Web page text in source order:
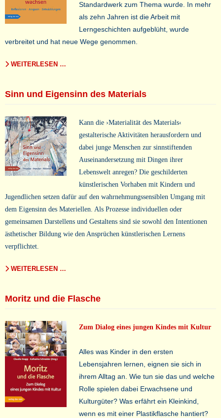
Standardwerk zum Thema wurde. In mehr
als zehn Jahren ist die Arbeit mit
Lerngeschichten aufgeblüht, wurde
verbreitet und hat neue Wege genommen.
WEITERLESEN …
Sinn und Eigensinn des Materials
Kann die ›Materialität des Materials‹
gestalterische Aktivitäten herausfordern und
dabei junge Menschen zur sinnstiftenden
Auseinandersetzung mit Dingen ihrer
Lebenswelt anregen? Die geschilderten
künstlerischen Vorhaben mit Kindern und
Jugendlichen setzen dafür auf den wahrnehmungssensiblen Umgang mit
dem Eigensinn des Materiellen. Als Prozesse individuellen oder
gemeinsamen Darstellens und Gestaltens sind sie sowohl den Intentionen
ästhetischer Bildung wie den Ansprüchen künstlerischen Lernens
verpflichtet.
WEITERLESEN …
Moritz und die Flasche
Zum Dialog eines jungen Kindes mit Kultur
Alles was Kinder in den ersten
Lebensjahren lernen, eignen sie sich in
ihrem Alltag an. Wie tun sie das und welche
Rolle spielen dabei Erwachsene und
Kulturgüter? Was erfährt ein Kleinkind,
wenn es mit einer Plastikflasche hantiert?